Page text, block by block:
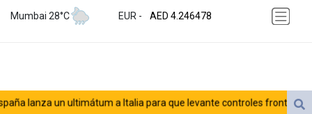
Mumbai 28°C EUR -
AED 4.246478
AFN 76.888523
ARS 1733.058686
AUD 1.635994
lanza un ultimátum a Italia para que levante controles fronterizos